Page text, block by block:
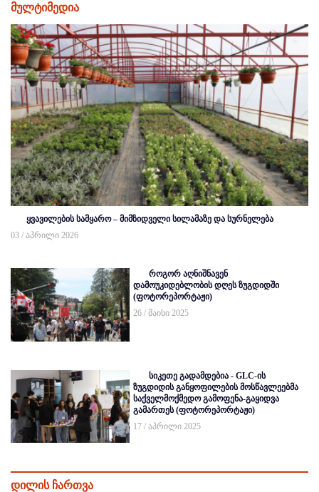
მულტიმედია
ყვავილების სამყარო – მიმზიდველი სილამაზე და სურნელება
03 / აპრილი 2026
როგორ აღნიშნავენ
დამოუკიდებლობის დღეს ზუგდიდში
(ფოტორეპორტაჟი)
26 / მაისი 2025
სიკეთე გადამდებია - GLC-ის
ზუგდიდის განყოფილების მოსწავლეებმა
საქველმოქმედო გამოფენა-გაყიდვა
გამართეს (ფოტორეპორტაჟი)
17 / აპრილი 2025
დილის ჩართვა